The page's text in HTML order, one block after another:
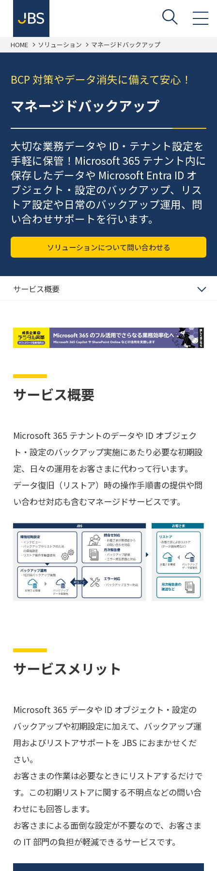
HOME ソリューション マネージドバックアップ
BCP 対策やデータ消失に備えて安心！
マネージドバックアップ
大切な業務データや ID・テナント設定を
手軽に保管！Microsoft 365 テナント内に
保存したデータや Microsoft Entra ID オ
ブジェクト・設定のバックアップ、リス
トア設定や日常のバックアップ運用、問
い合わせサポートを行います。
ソリューションについて問い合わせる
サービス概要
サービス概要
Microsoft 365 テナントのデータや ID オブジェク
ト・設定のバックアップ実施にあたり必要な初期設
定、日々の運用をお客さまに代わって行います。
データ復旧（リストア）時の操作手順書の提供や問
い合わせ対応も含むマネージドサービスです。
サービスメリット
Microsoft 365 データや ID オブジェクト・設定の
バックアップや初期設定に加えて、バックアップ運
用およびリストアサポートを JBS におまかせくだ
さい。
お客さまの作業は必要なときにリストアするだけで
す。この初期リストアに関する不明点などの問い合
わせにも回答します。
お客さまによる面倒な設定が不要なので、お客さま
の IT 部門の負担が軽減できるサービスです。